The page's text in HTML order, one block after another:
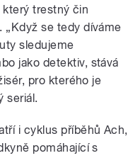
který trestný čin
„Když se tedy díváme
sledujeme
jako detektiv, stává
pro kterého je
seriál.
i cyklus příběhů Ach,
pomáhající s